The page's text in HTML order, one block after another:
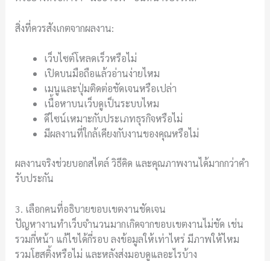
สิ่งที่ควรสังเกตจากผลงาน:
เว็บไซต์โหลดเร็วหรือไม่
เปิดบนมือถือแล้วอ่านง่ายไหม
เมนูและปุ่มติดต่อชัดเจนหรือเปล่า
เนื้อหาบนเว็บดูเป็นระบบไหม
ดีไซน์เหมาะกับประเภทธุรกิจหรือไม่
มีผลงานที่ใกล้เคียงกับงานของคุณหรือไม่
ผลงานจริงช่วยบอกสไตล์ วิธีคิด และคุณภาพงานได้มากกว่าคำ
รับประกัน
3. เลือกคนที่อธิบายขอบเขตงานชัดเจน
ปัญหางานทำเว็บจำนวนมากเกิดจากขอบเขตงานไม่ชัด เช่น
รวมกี่หน้า แก้ไขได้กี่รอบ ลงข้อมูลให้เท่าไหร่ มีภาพให้ไหม
รวมโฮสติ้งหรือไม่ และหลังส่งมอบดูแลอะไรบ้าง